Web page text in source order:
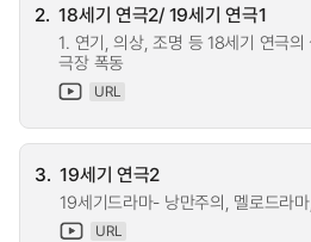
2. 18세기 연극2/ 19세기 연극1
1. 연기, 의상, 조명 등 18세기 연극
극장 폭동
URL
3. 19세기 연극2
19세기드라마- 낭만주의, 멜로드라
URL